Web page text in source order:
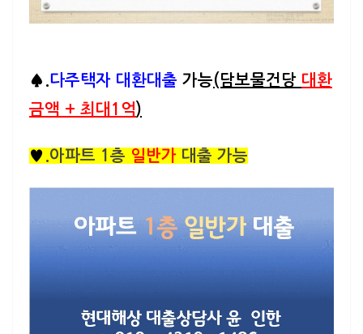
♠. 다주택자 대환대출 가능(담보물건당 대환
금액 + 최대1억)
♥ .아파트 1층 일반가 대출 가능